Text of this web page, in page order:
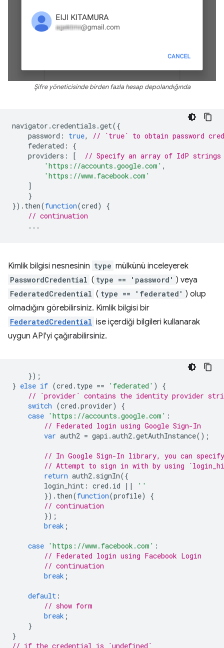
Şifre yöneticisinde birden fazla hesap depolandığında
navigator .credentials .get({
password : true,
// `true` to obtain password
federated :
{
providers : [
// Specify an array of IdP strings
'https://accounts.google.com' ,
'https://www.facebook.com'
]
}
}). then(function(cred)
{
// continuation
...
Kimlik bilgisi nesnesinin type mülkünü inceleyerek
PasswordCredential ( type == 'password' ) veya
FederatedCredential ( type == 'federated' ) olup
olmadığını görebilirsiniz. Kimlik bilgisi bir
FederatedCredential ise içerdiği bilgileri kullanarak
uygun API'yi çağırabilirsiniz.
});
} else if (cred . type == 'federated' )
{
// `provider` contains the identity provider
switch (cred .provider)
{
case 'https://accounts.google.com' :
// Federated login using Google Sign-In
var auth2 = gapi .auth2 .getAuthInstance();
// In Google Sign-In library, you can
// Attempt to sign in with by using
return auth2 . signIn({
login_hint : cred . id ||
''
}). then(function(profile)
{
// continuation
});
break ;
case 'https://www.facebook.com' :
// Federated login using Facebook Login
// continuation
break ;
default :
// show form
break ;
}
}
// if the credential is `undefined`